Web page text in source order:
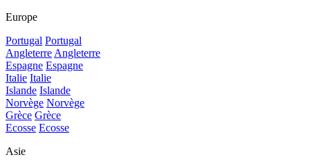
Europe
Portugal Portugal
Angleterre Angleterre
Espagne Espagne
Italie Italie
Islande Islande
Norvège Norvège
Grèce Grèce
Ecosse Ecosse
Asie